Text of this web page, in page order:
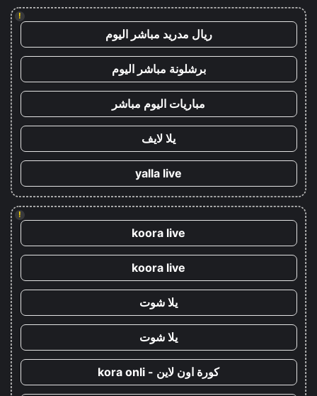
!
ريال مدريد مباشر اليوم
برشلونة مباشر اليوم
مباريات اليوم مباشر
يلا لايف
yalla live
!
koora live
koora live
يلا شوت
يلا شوت
كورة اون لاين - kora onli